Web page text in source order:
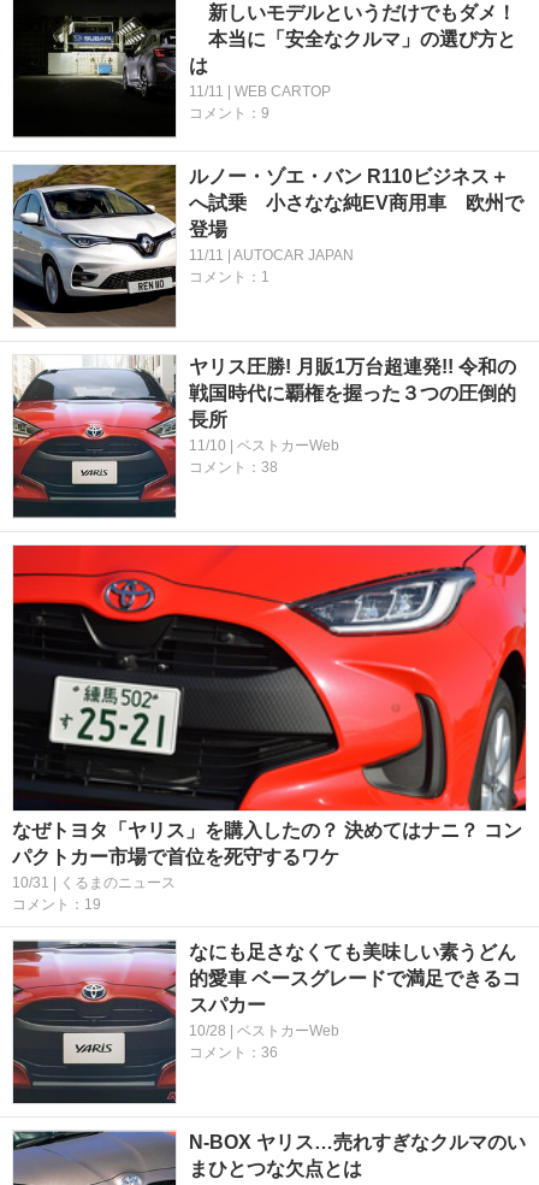
新しいモデルというだけでもダメ！
本当に「安全なクルマ」の選び方と
は
11/11 | WEB CARTOP
コメント：9
ルノー・ゾエ・バン R110ビジネス＋
へ試乗 小さなな純EV商用車 欧州で
登場
11/11 | AUTOCAR JAPAN
コメント：1
ヤリス圧勝! 月販1万台超連発!! 令和の
戦国時代に覇権を握った３つの圧倒的
長所
11/10 | ベストカーWeb
コメント：38
なぜトヨタ「ヤリス」を購入したの？ 決めてはナニ？ コン
パクトカー市場で首位を死守するワケ
10/31 | くるまのニュース
コメント：19
なにも足さなくても美味しい素うどん
的愛車 ベースグレードで満足できるコ
スパカー
10/28 | ベストカーWeb
コメント：36
N-BOX ヤリス…売れすぎなクルマのい
まひとつな欠点とは